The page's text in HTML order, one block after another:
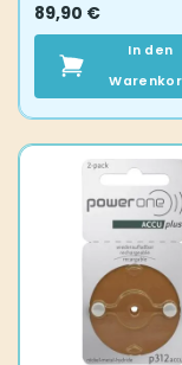
89,90 €
In den